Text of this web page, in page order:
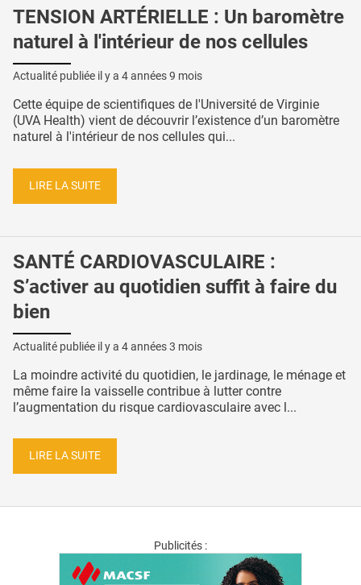
TENSION ARTÉRIELLE : Un baromètre
naturel à l'intérieur de nos cellules
Actualité publiée il y a 4 années 9 mois
Cette équipe de scientifiques de l'Université de Virginie
(UVA Health) vient de découvrir l’existence d’un baromètre
naturel à l'intérieur de nos cellules qui...
LIRE LA SUITE
SANTÉ CARDIOVASCULAIRE :
S’activer au quotidien suffit à faire du
bien
Actualité publiée il y a 4 années 3 mois
La moindre activité du quotidien, le jardinage, le ménage et
même faire la vaisselle contribue à lutter contre
l’augmentation du risque cardiovasculaire avec l...
LIRE LA SUITE
Publicités :